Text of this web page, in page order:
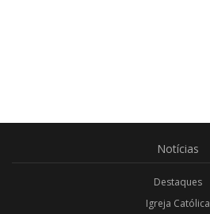
Notícias
Destaques
Igreja Católica